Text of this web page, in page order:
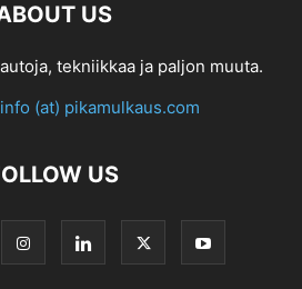
US
tekniikkaa ja paljon muuta.
info (at) pikamulkaus.com
US